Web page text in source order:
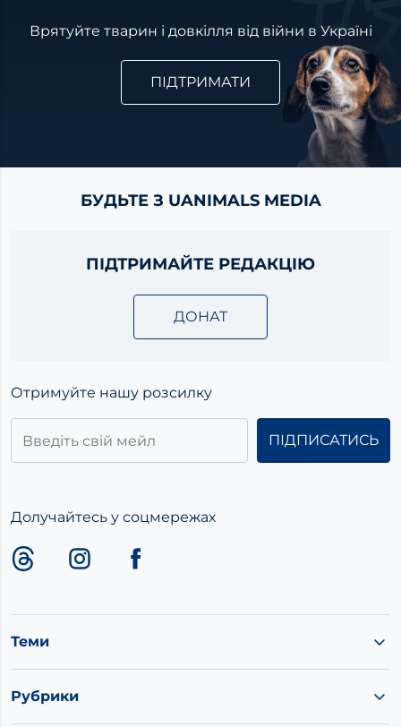
Врятуйте тварин і довкілля від війни в Україні
ПІДТРИМАТИ
БУДЬТЕ З UANIMALS MEDIA
ПІДТРИМАЙТЕ РЕДАКЦІЮ
ДОНАТ
Отримуйте нашу розсилку
Долучайтесь у соцмережах
Теми
Рубрики